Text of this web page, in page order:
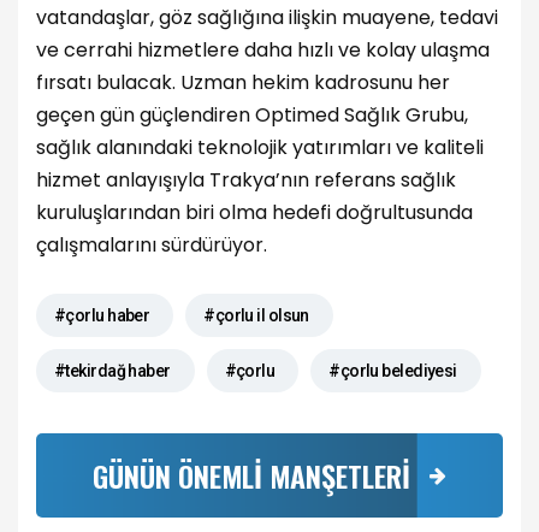
vatandaşlar, göz sağlığına ilişkin muayene, tedavi
ve cerrahi hizmetlere daha hızlı ve kolay ulaşma
fırsatı bulacak. Uzman hekim kadrosunu her
geçen gün güçlendiren Optimed Sağlık Grubu,
sağlık alanındaki teknolojik yatırımları ve kaliteli
hizmet anlayışıyla Trakya’nın referans sağlık
kuruluşlarından biri olma hedefi doğrultusunda
çalışmalarını sürdürüyor.
#çorlu haber #çorlu il olsun
#tekirdağ haber #çorlu #çorlu belediyesi
GÜNÜN ÖNEMLİ MANŞETLERİ